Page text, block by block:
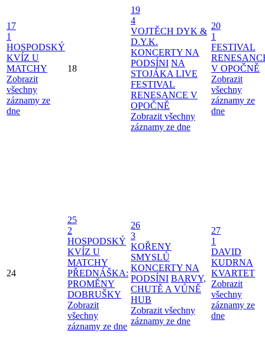
17
1
HOSPODSKÝ
KVÍZ U
MATCHY
Zobrazit
všechny
záznamy ze
dne
18
19
4
VOJTĚCH DYK &
D.Y.K.
KONCERTY NA
PODSÍNI NA
STOJÁKA LIVE
FESTIVAL
RENESANCE V
OPOČNĚ
Zobrazit všechny
záznamy ze dne
20
1
FESTIVAL
V OPOČNĚ
Zobrazit
všechny
záznamy ze
dne
24
25
2
HOSPODSKÝ
KVÍZ U
MATCHY
PŘEDNÁŠKA:
PROMĚNY
DOBRUŠKY
Zobrazit
všechny
záznamy ze dne
26
3
KOŘENY
SMYSLŮ
KONCERTY NA
PODSÍNI BARVY,
CHUTĚ A VŮNĚ
HUB
Zobrazit všechny
záznamy ze dne
27
1
DAVID
KUDRNA
KVARTET
Zobrazit
všechny
záznamy ze
dne